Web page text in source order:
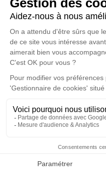
Faire-part
Nous vous invitons à
laisser vos
souvenirs, une
à travers des poèmes
est un lieu d'expression
mémoire de Phillipe
disponible ici
Cérémonie